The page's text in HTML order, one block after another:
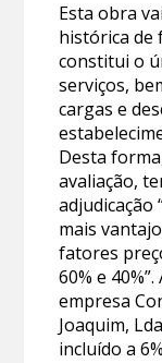
Esta obra
histórica de
constitui o
serviços,
cargas e
Desta
avaliação,
adjudicação
mais
fatores
60% e
empresa
Joaquim,
incluído a